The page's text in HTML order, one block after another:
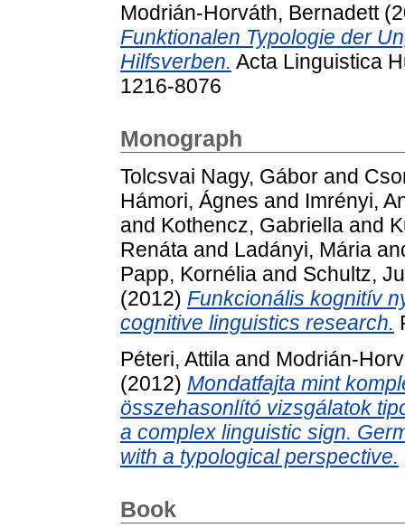
Modrián-Horváth, Bernadett
Funktionalen Typologie der
Hilfsverben. Acta Linguistica
1216-8076
Monograph
Tolcsvai Nagy, Gábor and
Hámori, Ágnes and Imrényi,
and Kothencz, Gabriella and
Renáta and Ladányi, Mária
Papp, Kornélia and Schultz,
(2012) Funkcionális kognitív
cognitive linguistics research.
Péteri, Attila and Modrián-
(2012) Mondatfajta mint
összehasonlító vizsgálatok
a complex linguistic sign.
with a typological perspective.
Book